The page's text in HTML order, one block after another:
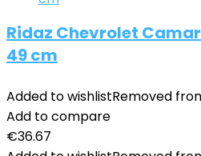
Ridaz Chevrolet
49 cm
Added to wishlistRemoved
Add to compare
€36.67